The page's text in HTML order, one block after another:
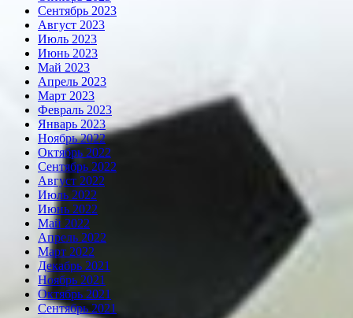
Сентябрь 2023
Август 2023
Июль 2023
Июнь 2023
Май 2023
Апрель 2023
Март 2023
Февраль 2023
Январь 2023
Ноябрь 2022
Октябрь 2022
Сентябрь 2022
Август 2022
Июль 2022
Июнь 2022
Май 2022
Апрель 2022
Март 2022
Декабрь 2021
Ноябрь 2021
Октябрь 2021
Сентябрь 2021